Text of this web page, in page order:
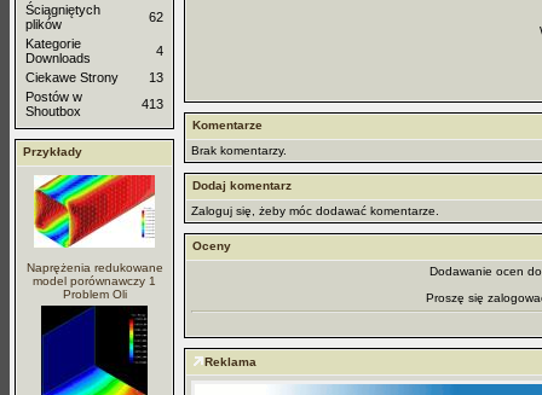
Ściągniętych
plików
62
Kategorie
Downloads
4
Ciekawe Strony
13
Postów w
Shoutbox
413
Przykłady
Naprężenia redukowane
model porównawczy 1
Problem Oli
Komentarze
Brak komentarzy.
Dodaj komentarz
Zaloguj się, żeby móc dodawać komentarze.
Oceny
Dodawanie ocen
Proszę się
Reklama